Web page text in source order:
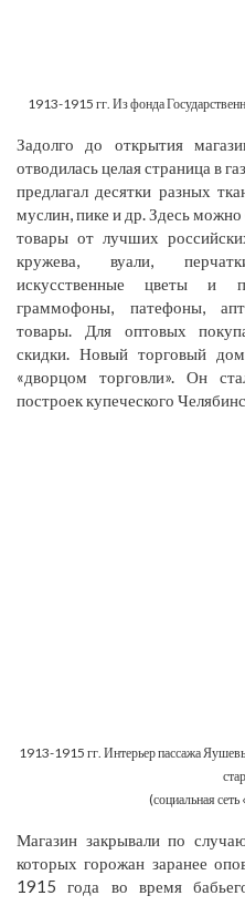
1913-1915 гг. Из фонда
Задолго до открытия
отводилась целая страница в
предлагал десятки разных
муслин, пике и др. Здесь
товары от лучших
кружева, вуали,
искусственные цветы и
граммофоны, патефоны,
товары. Для оптовых
скидки. Новый торговый
«дворцом торговли». Он
построек купеческого
1913-1915 гг. Интерьер пассажа
(социальная
Магазин закрывали по
которых горожан заранее
1915 года во время